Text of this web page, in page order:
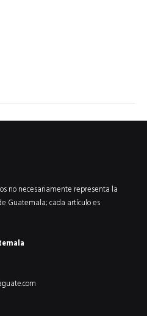
no necesariamente representa la
Guatemala; cada artículo es